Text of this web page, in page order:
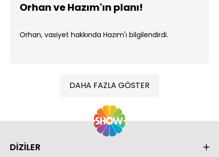
Orhan ve Hazım'ın planı!
Orhan, vasiyet hakkında Hazım'ı bilgilendirdi.
DAHA FAZLA GÖSTER
DİZİLER